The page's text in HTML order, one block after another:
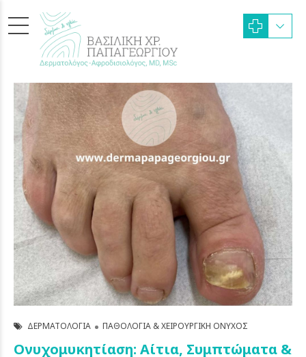
ΔΕΡΜΑΤΟΛΟΓΊΑ ΠΑΘΟΛΟΓΊΑ & ΧΕΙΡΟΥΡΓΙΚΉ ΌΝΥΧΟΣ
Ονυχομυκητίαση: Αίτια, Συμπτώματα &